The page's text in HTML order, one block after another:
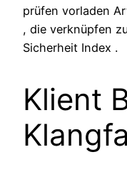
prüfen vorladen
, die verknüpfen
Sicherheit Index .
Klient